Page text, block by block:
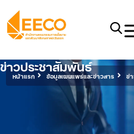
หน้าแรก ข้อมูลเผยแพร่และข่าวสาร ข่
ข่าวประชาสัมพันธ์